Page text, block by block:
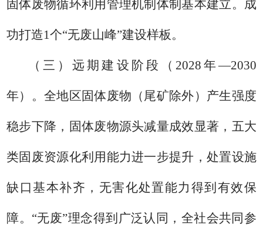
固体废物循环利用管理机制体制基本建立。成
功打造1个“无废山峰”建设样板。
（三）远期建设阶段（ 2028 年—2030
年）。全地区固体废物（尾矿除外）产生强度
稳步下降，固体废物源头减量成效显著，五大
类固废资源化利用能力进一步提升，处置设施
缺口基本补齐，无害化处置能力得到有效保
障。 “无废”理念得到广泛认同，全社会共同参